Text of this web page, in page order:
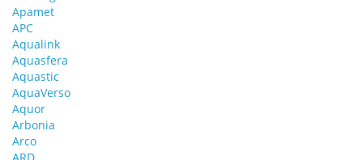
Apamet
APC
Aqualink
Aquasfera
Aquastic
AquaVerso
Aquor
Arbonia
Arco